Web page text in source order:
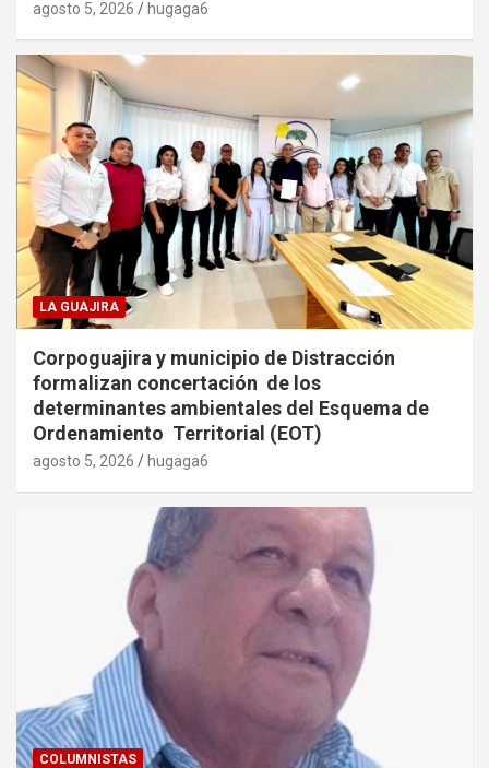
agosto 5, 2026 hugaga6
LA GUAJIRA
Corpoguajira y municipio de Distracción
formalizan concertación de los
determinantes ambientales del Esquema de
Ordenamiento Territorial (EOT)
agosto 5, 2026 hugaga6
COLUMNISTAS